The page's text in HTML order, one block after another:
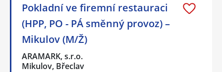
Pokladní ve firemní restauraci
(HPP, PO - PÁ směnný provoz) –
Mikulov (M/Ž)
ARAMARK, s.r.o.
Mikulov, Břeclav